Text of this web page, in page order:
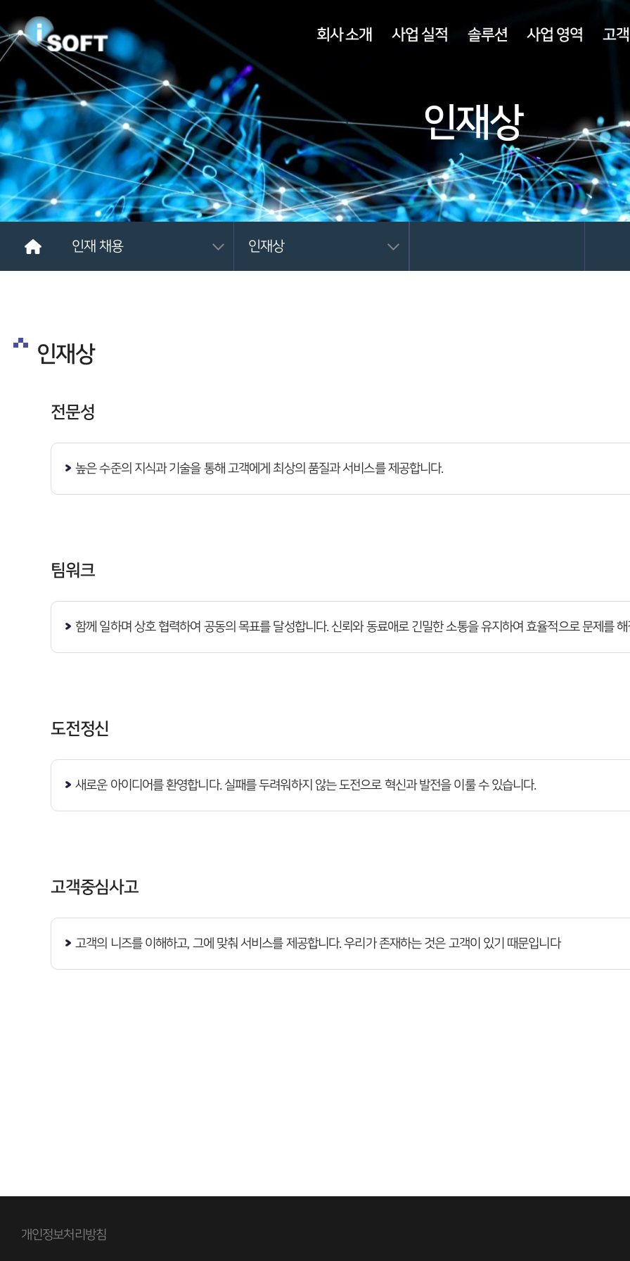
회사 소개 사업 실적 솔루션 사업 영역 고
인재상
인재 채용 인재상
인재상
전문성
높은 수준의 지식과 기술을 통해 고객에게 최상의 품질과 서비스를 제공합니다.
팀워크
함께 일하며 상호 협력하여 공동의 목표를 달성합니다. 신뢰와 동료애로 긴밀한 소통을 유지하여 효율적으로 문제를 해
도전정신
새로운 아이디어를 환영합니다. 실패를 두려워하지 않는 도전으로 혁신과 발전을 이룰 수 있습니다.
고객중심사고
고객의 니즈를 이해하고, 그에 맞춰 서비스를 제공합니다. 우리가 존재하는 것은 고객이 있기 때문입니다
개인정보처리방침